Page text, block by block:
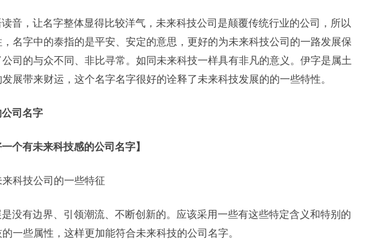
音，让名字整体显得比较洋气，未来科技公司是颠覆传统行业的公司，所以
名字中的泰指的是平安、安定的意思，更好的为未来科技公司的一路发展保
司的与众不同、非比寻常。如同未来科技一样具有非凡的意义。伊字是属土
展带来财运，这个名字名字很好的诠释了未来科技发展的的一些特性。
司名字
个有未来科技感的公司名字】
来科技公司的一些特征
没有边界、引领潮流、不断创新的。应该采用一些有这些特定含义和特别的
一些属性，这样更加能符合未来科技的公司名字。